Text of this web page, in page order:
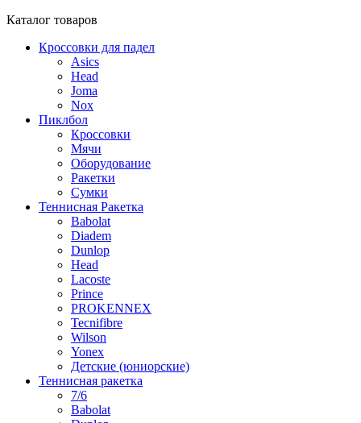
Каталог товаров
Кроссовки для падел
Asics
Head
Joma
Nox
Пиклбол
Кроссовки
Мячи
Оборудование
Ракетки
Сумки
Теннисная Ракетка
Babolat
Diadem
Dunlop
Head
Lacoste
Prince
PROKENNEX
Tecnifibre
Wilson
Yonex
Детские (юниорские)
Теннисная ракетка
7/6
Babolat